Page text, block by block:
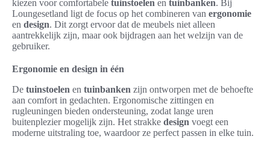
kiezen voor comfortabele tuinstoelen en tuinbanken. Bij
Loungesetland ligt de focus op het combineren van ergonomie
en design. Dit zorgt ervoor dat de meubels niet alleen
aantrekkelijk zijn, maar ook bijdragen aan het welzijn van de
gebruiker.
Ergonomie en design in één
De tuinstoelen en tuinbanken zijn ontworpen met de behoefte
aan comfort in gedachten. Ergonomische zittingen en
rugleuningen bieden ondersteuning, zodat lange uren
buitenplezier mogelijk zijn. Het strakke design voegt een
moderne uitstraling toe, waardoor ze perfect passen in elke tuin.